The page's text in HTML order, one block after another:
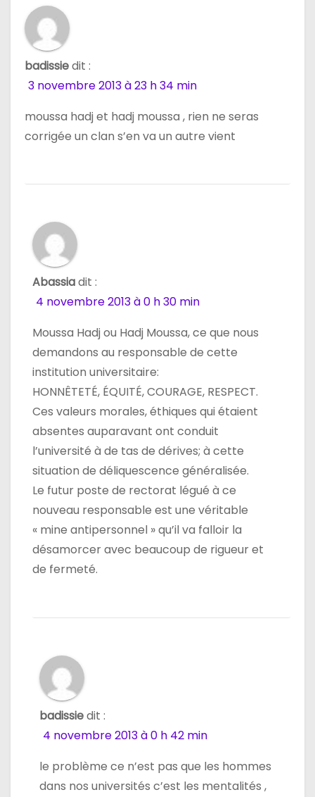
badissiedit :
3 novembre 2013 à 23 h 34 min
moussa hadj et hadj moussa , rien ne seras
corrigée un clan s’en va un autre vient
Abassiadit :
4 novembre 2013 à 0 h 30 min
Moussa Hadj ou Hadj Moussa, ce que nous
demandons au responsable de cette
institution universitaire:
HONNÊTETÉ, ÉQUITÉ, COURAGE, RESPECT.
Ces valeurs morales, éthiques qui étaient
absentes auparavant ont conduit
l’université à de tas de dérives; à cette
situation de déliquescence généralisée.
Le futur poste de rectorat légué à ce
nouveau responsable est une véritable
« mine antipersonnel » qu’il va falloir la
désamorcer avec beaucoup de rigueur et
de fermeté.
badissiedit :
4 novembre 2013 à 0 h 42 min
le problème ce n’est pas que les hommes
dans nos universités c’est les mentalités ,